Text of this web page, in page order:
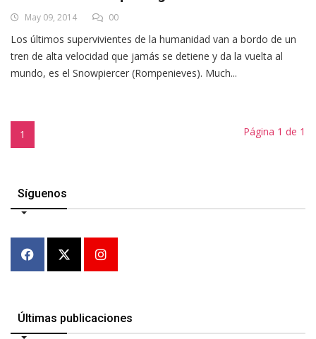
May 09, 2014 00
Los últimos supervivientes de la humanidad van a bordo de un
tren de alta velocidad que jamás se detiene y da la vuelta al
mundo, es el Snowpiercer (Rompenieves). Much...
1 Página 1 de 1
Síguenos
Últimas publicaciones